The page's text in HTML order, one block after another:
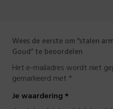
Wees de eerste om “stalen
Goud” te beoordelen
Het e-mailadres wordt niet
gemarkeerd met *
Je waardering*